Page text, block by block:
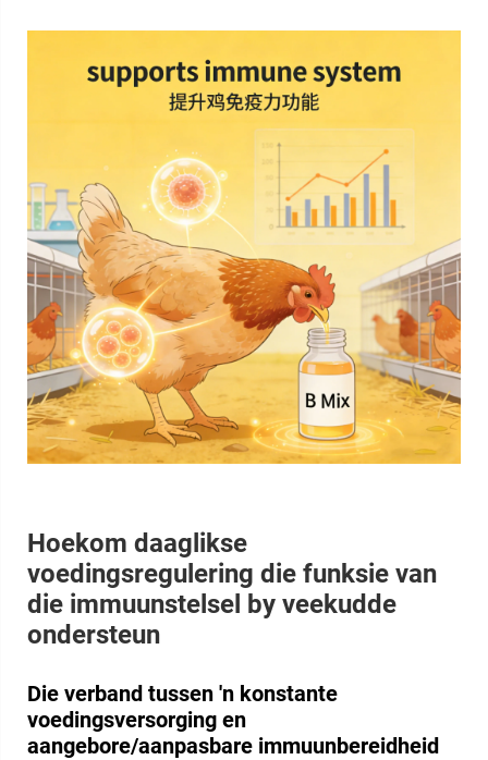
Hoekom daaglikse
voedingsregulering die funksie van
die immuunstelsel by veekudde
ondersteun
Die verband tussen 'n konstante
voedingsversorging en
aangebore/aanpasbare immuunbereidheid